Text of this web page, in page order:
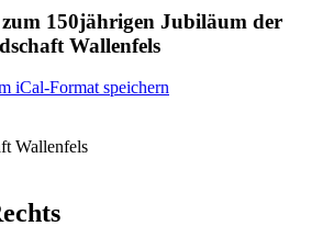
zum 150jährigen Jubiläum der
Wallenfels
iCal-Format speichern
Wallenfels